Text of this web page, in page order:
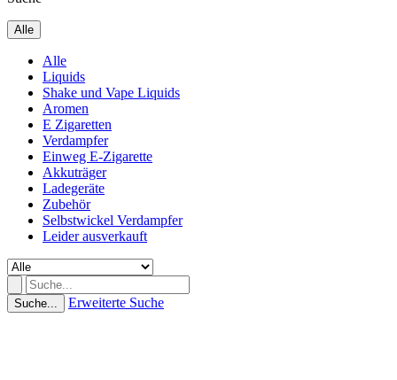
Alle
Alle
Liquids
Shake und Vape Liquids
Aromen
E Zigaretten
Verdampfer
Einweg E-Zigarette
Akkuträger
Ladegeräte
Zubehör
Selbstwickel Verdampfer
Leider ausverkauft
Suche... Erweiterte Suche